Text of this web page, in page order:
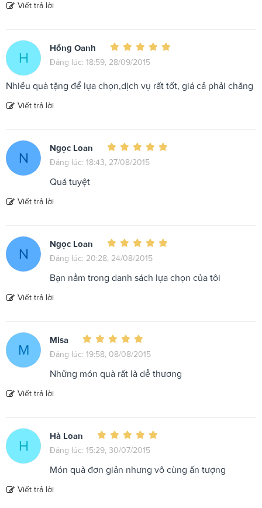
Viết trả lời
H
Hồng Oanh
Đăng lúc: 18:59, 28/09/2015
Nhiều quà tặng để lựa chọn,dịch vụ rất tốt, giá cả phải chăng
Viết trả lời
N
Ngọc Loan
Đăng lúc: 18:43, 27/08/2015
Quá tuyệt
Viết trả lời
N
Ngọc Loan
Đăng lúc: 20:28, 24/08/2015
Bạn nằm trong danh sách lựa chọn của tôi
Viết trả lời
M
Misa
Đăng lúc: 19:58, 08/08/2015
Những món quà rất là dễ thương
Viết trả lời
H
Hà Loan
Đăng lúc: 15:29, 30/07/2015
Món quà đơn giản nhưng vô cùng ấn tượng
Viết trả lời